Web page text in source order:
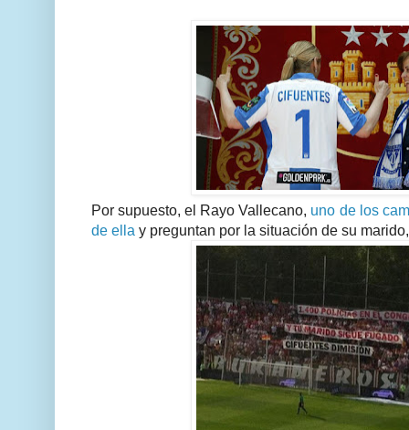
Por supuesto, el Rayo Vallecano, uno de los
de ella y preguntan por la situación de su